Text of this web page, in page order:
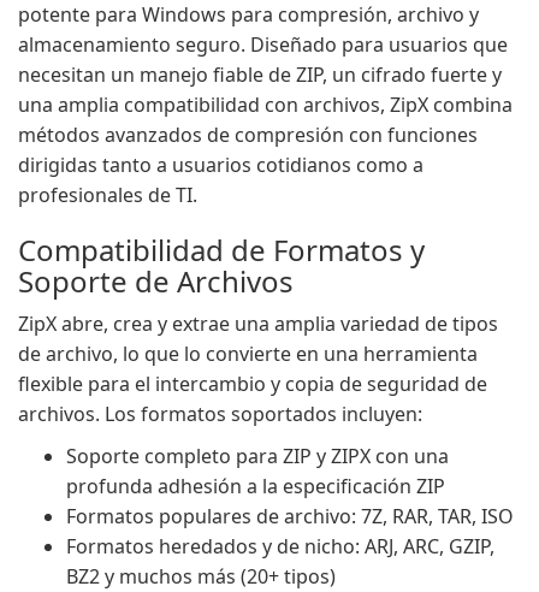
potente para Windows para compresión, archivo y
almacenamiento seguro. Diseñado para usuarios que
necesitan un manejo fiable de ZIP, un cifrado fuerte y
una amplia compatibilidad con archivos, ZipX combina
métodos avanzados de compresión con funciones
dirigidas tanto a usuarios cotidianos como a
profesionales de TI.
Compatibilidad de Formatos y
Soporte de Archivos
ZipX abre, crea y extrae una amplia variedad de tipos
de archivo, lo que lo convierte en una herramienta
flexible para el intercambio y copia de seguridad de
archivos. Los formatos soportados incluyen:
Soporte completo para ZIP y ZIPX con una
profunda adhesión a la especificación ZIP
Formatos populares de archivo: 7Z, RAR, TAR, ISO
Formatos heredados y de nicho: ARJ, ARC, GZIP,
BZ2 y muchos más (20+ tipos)